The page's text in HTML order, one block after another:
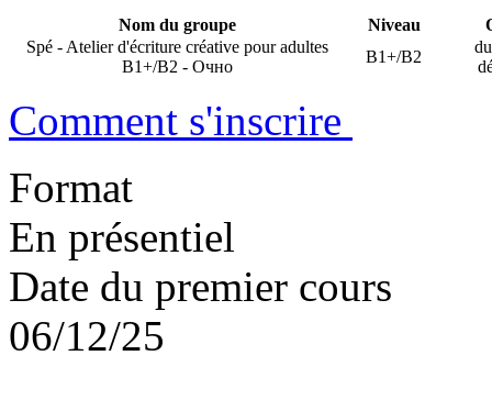
Nom du groupe Niveau
Spé - Atelier d'écriture créative pour adultes
B1+/B2 - Очно
B1+/B2
Comment s'inscrire
Format
En présentiel
Date du premier cours
06/12/25